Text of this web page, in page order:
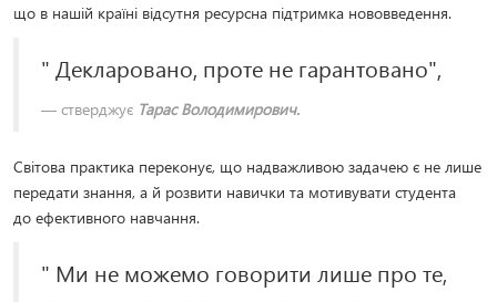
що в нашій країні відсутня ресурсна підтримка нововведення.
" Декларовано, проте не гарантовано",
стверджує Тарас Володимирович.
Світова практика переконує, що надважливою задачею є не лише
передати знання, а й розвити навички та мотивувати студента
до ефективного навчання.
" Ми не можемо говорити лише про те,